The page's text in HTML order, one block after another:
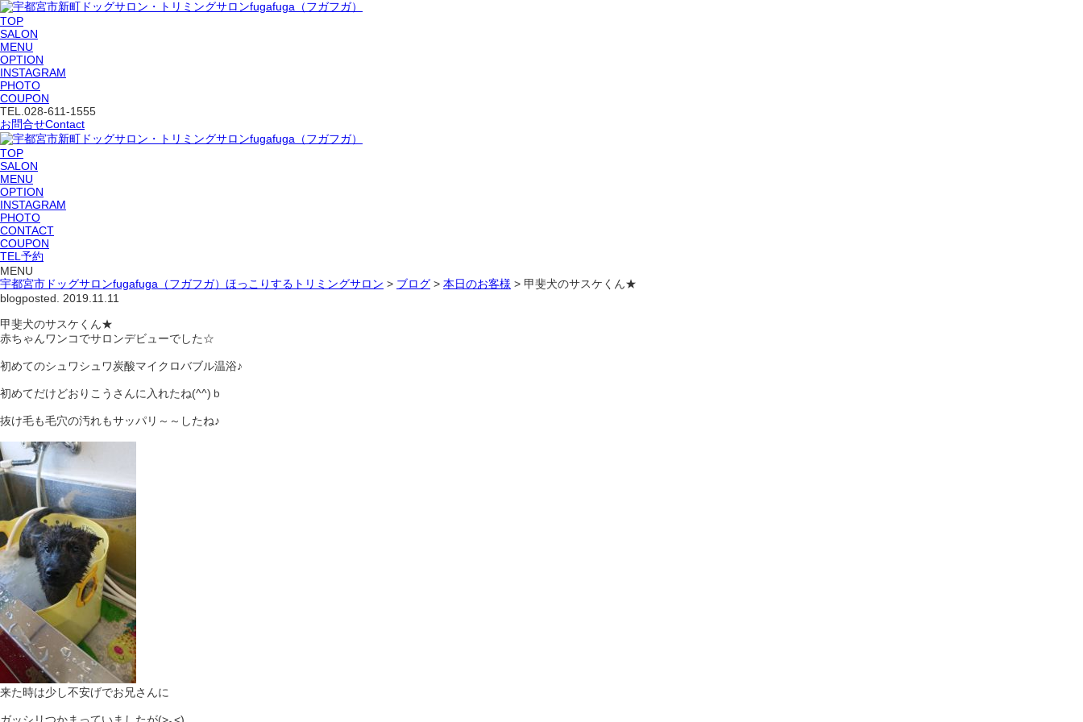
TOP
SALON
MENU
OPTION
INSTAGRAM
PHOTO
COUPON
TEL. 028-611-1555
お問合せContact
TOP
SALON
MENU
OPTION
INSTAGRAM
PHOTO
CONTACT
COUPON
TEL予約
MENU
宇都宮市ドッグサロンfugafuga（フガフガ）ほっこりするトリミングサロン > ブログ > 本日のお客様 > 甲斐犬のサスケくん★
blogposted. 2019.11.11
甲斐犬のサスケくん★
赤ちゃんワンコでサロンデビューでした☆
初めてのシュワシュワ炭酸マイクロバブル温浴♪
初めてだけどおりこうさんに入れたね(^^)ｂ
抜け毛も毛穴の汚れもサッパリ～～したね♪
来た時は少し不安げでお兄さんに